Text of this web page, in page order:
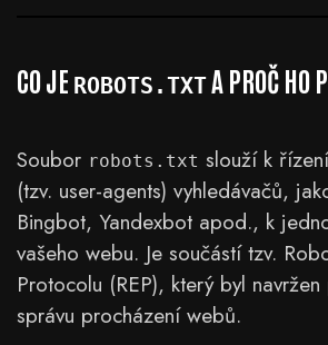
CO JE ROBOTS.TXT A PROČ HO
Soubor robots.txt slouží k
(tzv. user-agents) vyhledávačů,
Bingbot, Yandexbot apod., k
vašeho webu. Je součástí tzv.
Protocolu (REP), který byl
správu procházení webů.